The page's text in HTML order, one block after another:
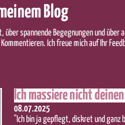
Blog
über spannende Begegnungen und
Ich freue mich auf Ihr
Ich massiere nicht
08.07.2025
"Ich bin ja gepflegt, diskret und ganz